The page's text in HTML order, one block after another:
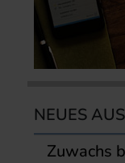
NEUES
Zuwachs